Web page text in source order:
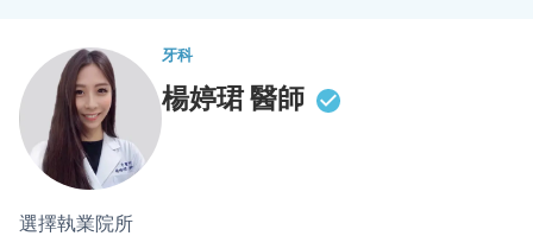
醫師專欄專訪
健康主題館
牙科
楊婷珺醫師
選擇執業院所